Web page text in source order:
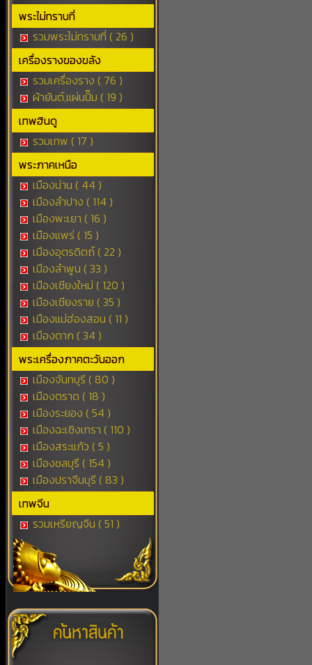
พระไม่ทราบที่
รวมพระไม่ทราบที่ ( 26 )
เครื่องรางของขลัง
รวมเครื่องราง ( 76 )
ผ้ายันต์,แผ่นปั๊ม ( 19 )
เทพฮินดู
รวมเทพ ( 17 )
พระภาคเหนือ
เมืองน่าน ( 44 )
เมืองลำปาง ( 114 )
เมืองพะเยา ( 16 )
เมืองแพร่ ( 15 )
เมืองอุตรดิตถ์ ( 22 )
เมืองลำพูน ( 33 )
เมืองเชียงใหม่ ( 120 )
เมืองเชียงราย ( 35 )
เมืองแม่ฮ่องสอน ( 11 )
เมืองตาก ( 34 )
พระเครื่องภาคตะวันออก
เมืองจันทบุรี ( 80 )
เมืองตราด ( 18 )
เมืองระยอง ( 54 )
เมืองฉะเชิงเทรา ( 110 )
เมืองสระแก้ว ( 5 )
เมืองชลบุรี ( 154 )
เมืองปราจีนบุรี ( 83 )
เทพจีน
รวมเหรียญจีน ( 51 )